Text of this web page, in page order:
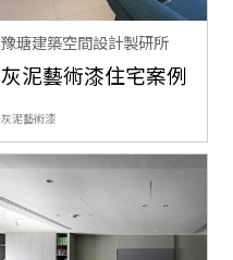
豫瑭建築空間設計製研所
灰泥藝術漆住宅案例
灰泥藝術漆